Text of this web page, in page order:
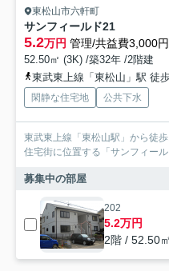
東松山市六軒町
サンフィールド21
5.2万円 管理/共益費3,000円
52.50㎡ (3K) /築32年 /2階建
東武東上線「東松山」駅 徒
閑静な住宅地 公共下水
東武東上線「東松山駅」から徒
住宅街に位置する「サンフィー
募集中の部屋
202
5.2万円
2階 / 52.50